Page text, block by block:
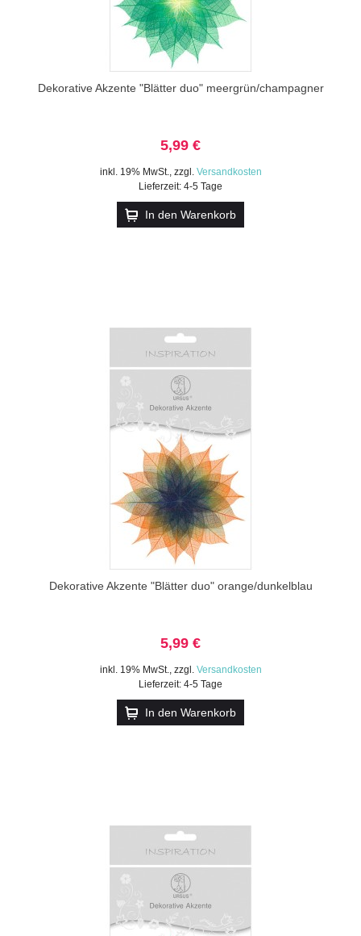
Dekorative Akzente "Blätter duo" meergrün/champagner
5,99 €
inkl. 19% MwSt., zzgl. Versandkosten
Lieferzeit: 4-5 Tage
In den Warenkorb
Dekorative Akzente "Blätter duo" orange/dunkelblau
5,99 €
inkl. 19% MwSt., zzgl. Versandkosten
Lieferzeit: 4-5 Tage
In den Warenkorb